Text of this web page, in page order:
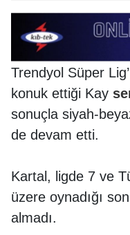
Trendyol Süper
konuk ettiği Kay
sonuçla siyah-
de devam etti.
Kartal, ligde 7 ve
üzere oynadığı
almadı.